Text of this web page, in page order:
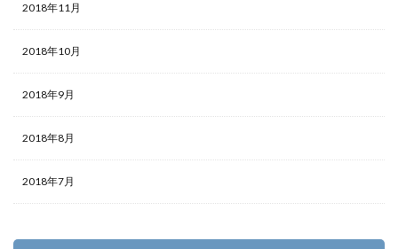
2018年11月
2018年10月
2018年9月
2018年8月
2018年7月